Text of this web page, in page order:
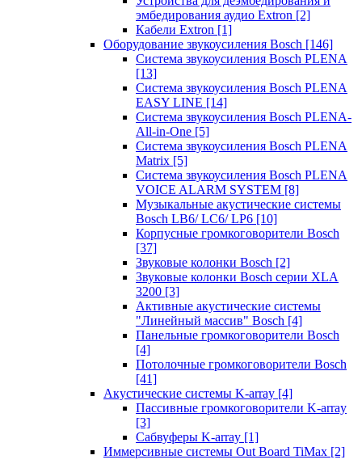
эмбедирования аудио Extron [2]
Кабели Extron [1]
Оборудование звукоусиления Bosch [146]
Система звукоусиления Bosch PLENA
[13]
Система звукоусиления Bosch PLENA
EASY LINE [14]
Система звукоусиления Bosch PLENA-
All-in-One [5]
Система звукоусиления Bosch PLENA
Matrix [5]
Система звукоусиления Bosch PLENA
VOICE ALARM SYSTEM [8]
Музыкальные акустические системы
Bosch LB6/ LC6/ LP6 [10]
Корпусные громкоговорители Bosch
[37]
Звуковые колонки Bosch [2]
Звуковые колонки Bosch серии XLA
3200 [3]
Активные акустические системы
"Линейный массив" Bosch [4]
Панельные громкоговорители Bosch
[4]
Потолочные громкоговорители Bosch
[41]
Акустические системы K-array [4]
Пассивные громкоговорители K-array
[3]
Сабвуферы K-array [1]
Иммерсивные системы Out Board TiMax [2]